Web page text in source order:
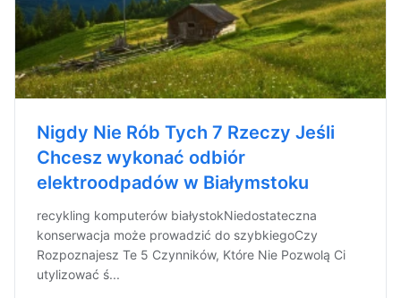
Nigdy Nie Rób Tych 7 Rzeczy Jeśli
Chcesz wykonać odbiór
elektroodpadów w Białymstoku
recykling komputerów białystokNiedostateczna
konserwacja może prowadzić do szybkiegoCzy
Rozpoznajesz Te 5 Czynników, Które Nie Pozwolą Ci
utylizować ś...